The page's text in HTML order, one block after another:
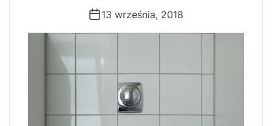
13 września, 2018